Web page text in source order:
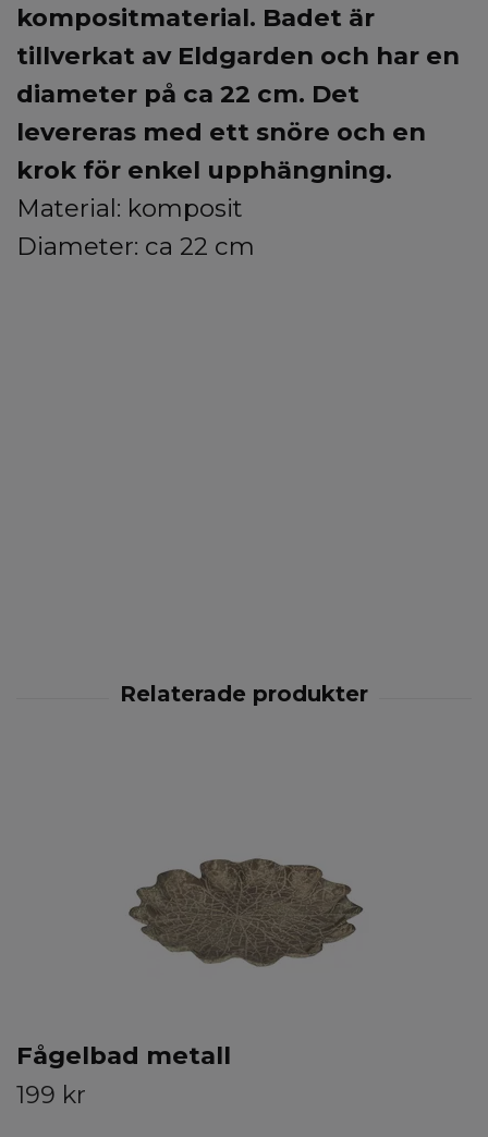
kompositmaterial. Badet är
tillverkat av Eldgarden och har en
diameter på ca 22 cm. Det
levereras med ett snöre och en
krok för enkel upphängning.
Material: komposit
Diameter: ca 22 cm
Fågelbad metall
199 kr